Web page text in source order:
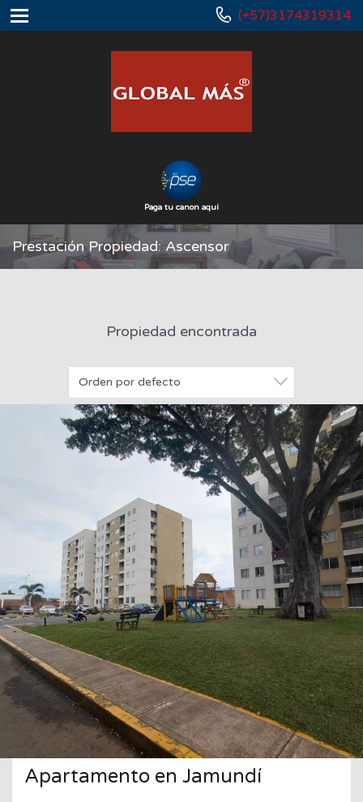
(+57)3174319314
Paga tu canon aquí
Prestación Propiedad: Ascensor
Propiedad encontrada
Orden por defecto
Apartamento en Jamundí